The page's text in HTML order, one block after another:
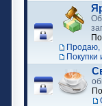
Продаю,
Покупки